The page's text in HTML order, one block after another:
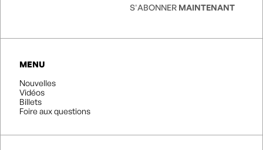
MENU
Nouvelles
Vidéos
Billets
Foire aux questions
S'ABONNER MAINTENANT